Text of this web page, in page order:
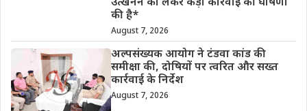
की है*
August 7, 2026
अल्पसंख्यक आयोग ने टंडवा कांड की
समीक्षा की, दोषियों पर त्वरित और सख्त
कार्रवाई के निर्देश
August 7, 2026